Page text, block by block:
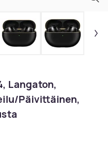
Langaton,
Päivittäinen,